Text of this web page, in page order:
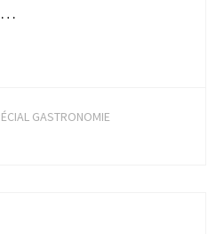
GASTRONOMIE